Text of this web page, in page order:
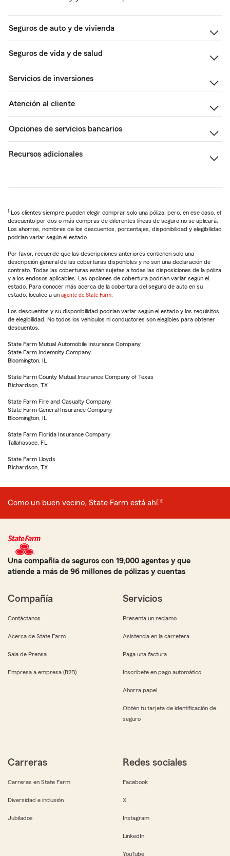
Seguros de auto y de vivienda
Seguros de vida y de salud
Servicios de inversiones
Atención al cliente
Opciones de servicios bancarios
Recursos adicionales
1 Los clientes siempre pueden elegir comprar solo una póliza, pero, en ese caso, el
descuento por dos o más compras de diferentes líneas de seguro no se aplicará.
Los ahorros, nombres de los descuentos, porcentajes, disponibilidad y elegibilidad
podrían variar según el estado.
Por favor, recuerde que las descripciones anteriores contienen solo una
descripción general de las coberturas disponibles y no son una declaración de
contrato. Todas las coberturas están sujetas a todas las disposiciones de la póliza
y a los endosos aplicables. Las opciones de cobertura podrían variar según el
estado. Para conocer más acerca de la cobertura del seguro de auto en su
estado, localice a un agente de State Farm
Los descuentos y su disponibilidad podrían variar según el estado y los requisitos
de elegibilidad. No todos los vehículos ni conductores son elegibles para obtener
descuentos.
State Farm Mutual Automobile Insurance Company
State Farm Indemnity Company
Bloomington, IL
State Farm County Mutual Insurance Company of Texas
Richardson, TX
State Farm Fire and Casualty Company
State Farm General Insurance Company
Bloomington, IL
State Farm Florida Insurance Company
Tallahassee, FL
State Farm Lloyds
Richardson, TX
Como un buen vecino, State Farm está ahí.®
Una compañía de seguros con 19,000 agentes y que
atiende a más de 96 millones de pólizas y cuentas
Compañía
Contáctanos
Acerca de State Farm
Sala de Prensa
Empresa a empresa (B2B)
Servicios
Presenta un reclamo
Asistencia en la carretera
Paga una factura
Inscríbete en pago automático
Ahorra papel
Obtén tu tarjeta de identificación de
seguro
Carreras
Carreras en State Farm
Diversidad e inclusión
Jubilados
Redes sociales
Facebook
X
Instagram
LinkedIn
YouTube